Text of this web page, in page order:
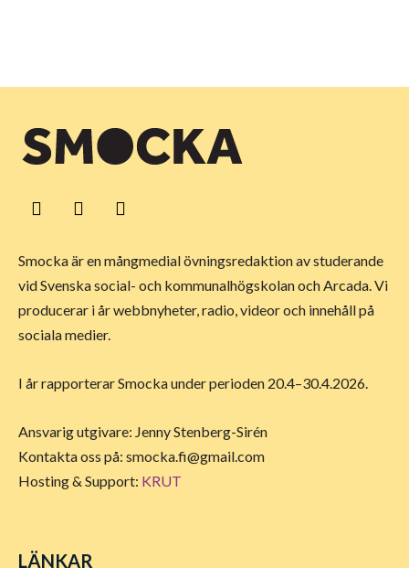
Smocka är en mångmedial övningsredaktion av studerande
vid Svenska social- och kommunalhögskolan och Arcada. Vi
producerar i år webbnyheter, radio, videor och innehåll på
sociala medier.
I år rapporterar Smocka under perioden 20.4–30.4.2026.
Ansvarig utgivare: Jenny Stenberg-Sirén
Kontakta oss på: smocka.fi@gmail.com
Hosting & Support: KRUT
LÄNKAR